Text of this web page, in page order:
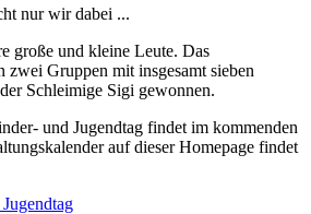
nur wir dabei ...
große und kleine Leute. Das
zwei Gruppen mit insgesamt sieben
Schleimige Sigi gewonnen.
und Jugendtag findet im kommenden
auf dieser Homepage findet